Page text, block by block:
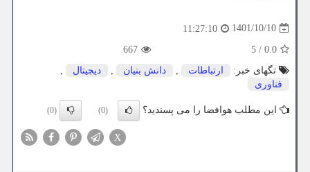
1401/10/10
11:27:10
0.0
/
5
667
تگهای خبر:
ارتباطات , دانش بنیان , دیجیتال
,
فناوری
این مطلب هوافضا را می پسندید؟ (0)
(0)
X